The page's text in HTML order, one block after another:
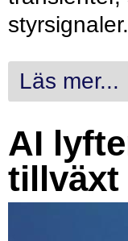
styrsignaler.
Läs mer...
AI
tillväxt